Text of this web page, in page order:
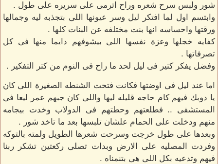
شور ولبس سرح شعره وراح اترمى على سريره على طول .
وابتسم اول لما افتكر ليل وسر عيونها اللى بتجذبه ليه وجمالها
ورقتها واحساسه انها بنت مختلفه عن البنات كلها .
كفايه خجلها وعزة نفسها اللى بيشوفهم دايما منها فى كل
تصرفاتها .
وفضل يفكر كتير فى ليل لحد ما راح فى النوم من كتر التفكير .
اما عند ليل فى اوضتها فكانت فتحت الشنطه الصغيرة اللى كان
يا دوبك فيهم كام حاجه قليله ليها واللى كان جبهم عمر ليعا فى
المستشفى .. فطلعتهم وحطتهم فى الدولاب وخدت بيجامه
منهم ودخلت على الحمام علشان تلبسها بعد ما تاخد شور .
وبعدها على طول خرجت وسرحت شعرها الطويل ولمته بالتوكه
وفردت المصليه على الارض وبدات تصلى ركعتين تشكر ربنا
فيهم وتدعيه بكل اللى هى بتنمناه .